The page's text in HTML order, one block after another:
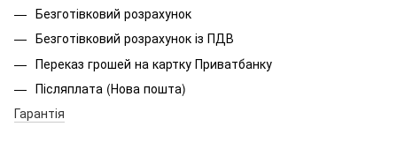
Безготівковий розрахунок
Безготівковий розрахунок із ПДВ
Переказ грошей на картку Приватбанку
Післяплата (Нова пошта)
Гарантія